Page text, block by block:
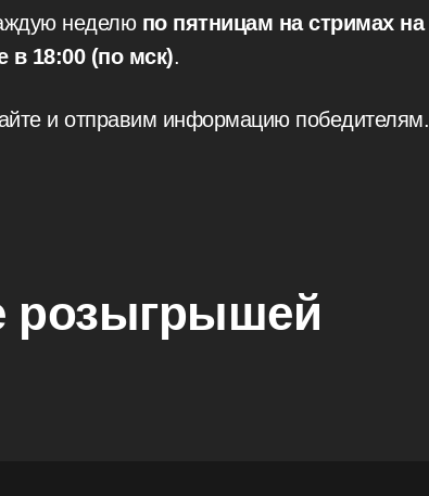
и отправим информацию победителям.
неделю по пятницам на стримах на
в 18:00 (по мск).
розыгрышей